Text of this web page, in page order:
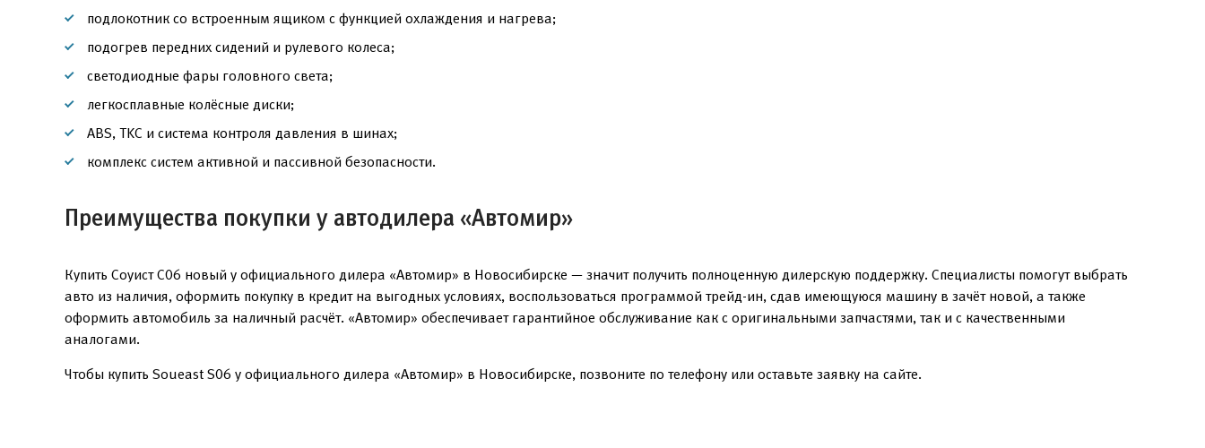
подлокотник со встроенным ящиком с функцией охлаждения и нагрева;
подогрев передних сидений и рулевого колеса;
светодиодные фары головного света;
легкосплавные колёсные диски;
ABS, TKC и система контроля давления в шинах;
комплекс систем активной и пассивной безопасности.
Преимущества покупки у автодилера «Автомир»
Купить Соуист С06 новый у официального дилера «Автомир» в Новосибирске — значит получить полноценную дилерскую поддержку. Специалисты помогут выбрать
авто из наличия, оформить покупку в кредит на выгодных условиях, воспользоваться программой трейд-ин, сдав имеющуюся машину в зачёт новой, а также
оформить автомобиль за наличный расчёт. «Автомир» обеспечивает гарантийное обслуживание как с оригинальными запчастями, так и с качественными
аналогами.
Чтобы купить Soueast S06 у официального дилера «Автомир» в Новосибирске, позвоните по телефону или оставьте заявку на сайте.